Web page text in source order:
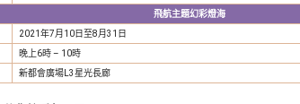
飛航主題幻彩燈海
2021年7月 10日至8月31 日
晚上6時– 10時
新都會廣場 L3星光長廊